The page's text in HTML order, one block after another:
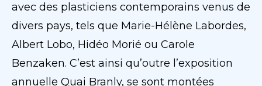
avec des plasticiens contemporains venus de
divers pays, tels que Marie-Hélène Labordes,
Albert Lobo, Hidéo Morié ou Carole
Benzaken. C’est ainsi qu’outre l’exposition
annuelle Quai Branly, se sont montées